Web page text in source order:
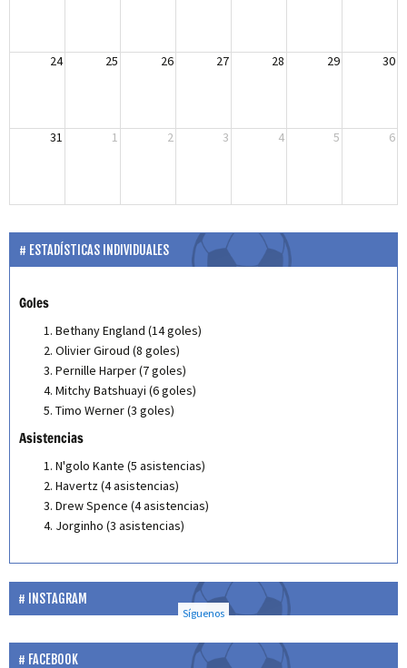
24 25 26 27 28 29 30
31 1 2 3 4 5 6
ESTADÍSTICAS INDIVIDUALES
Goles
Bethany England (14 goles)
Olivier Giroud (8 goles)
Pernille Harper (7 goles)
Mitchy Batshuayi (6 goles)
Timo Werner (3 goles)
Asistencias
N'golo Kante (5 asistencias)
Havertz (4 asistencias)
Drew Spence (4 asistencias)
Jorginho (3 asistencias)
INSTAGRAM
Síguenos
FACEBOOK